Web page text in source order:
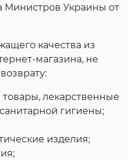
Министров Украины от
качества из
магазина, не
лекарственные
гигиены;
изделия;